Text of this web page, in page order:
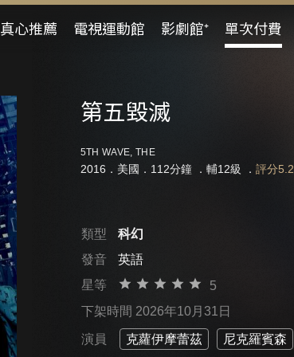
真心推薦 電視運動館 影劇館⁺ 單次付費
第五毀滅
5TH WAVE, THE
2016．美國．112分鐘 ． 輔12級 ． 評分5.2
類型
科幻
發音
英語
星等
5
下架時間 2026年10月31日
演員 克蘿伊摩蕾茲 尼克羅賓森